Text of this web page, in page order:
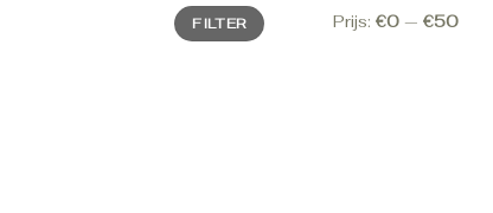
Min.
prijs
Max.
prijsFILTER Prijs: €0 — €50